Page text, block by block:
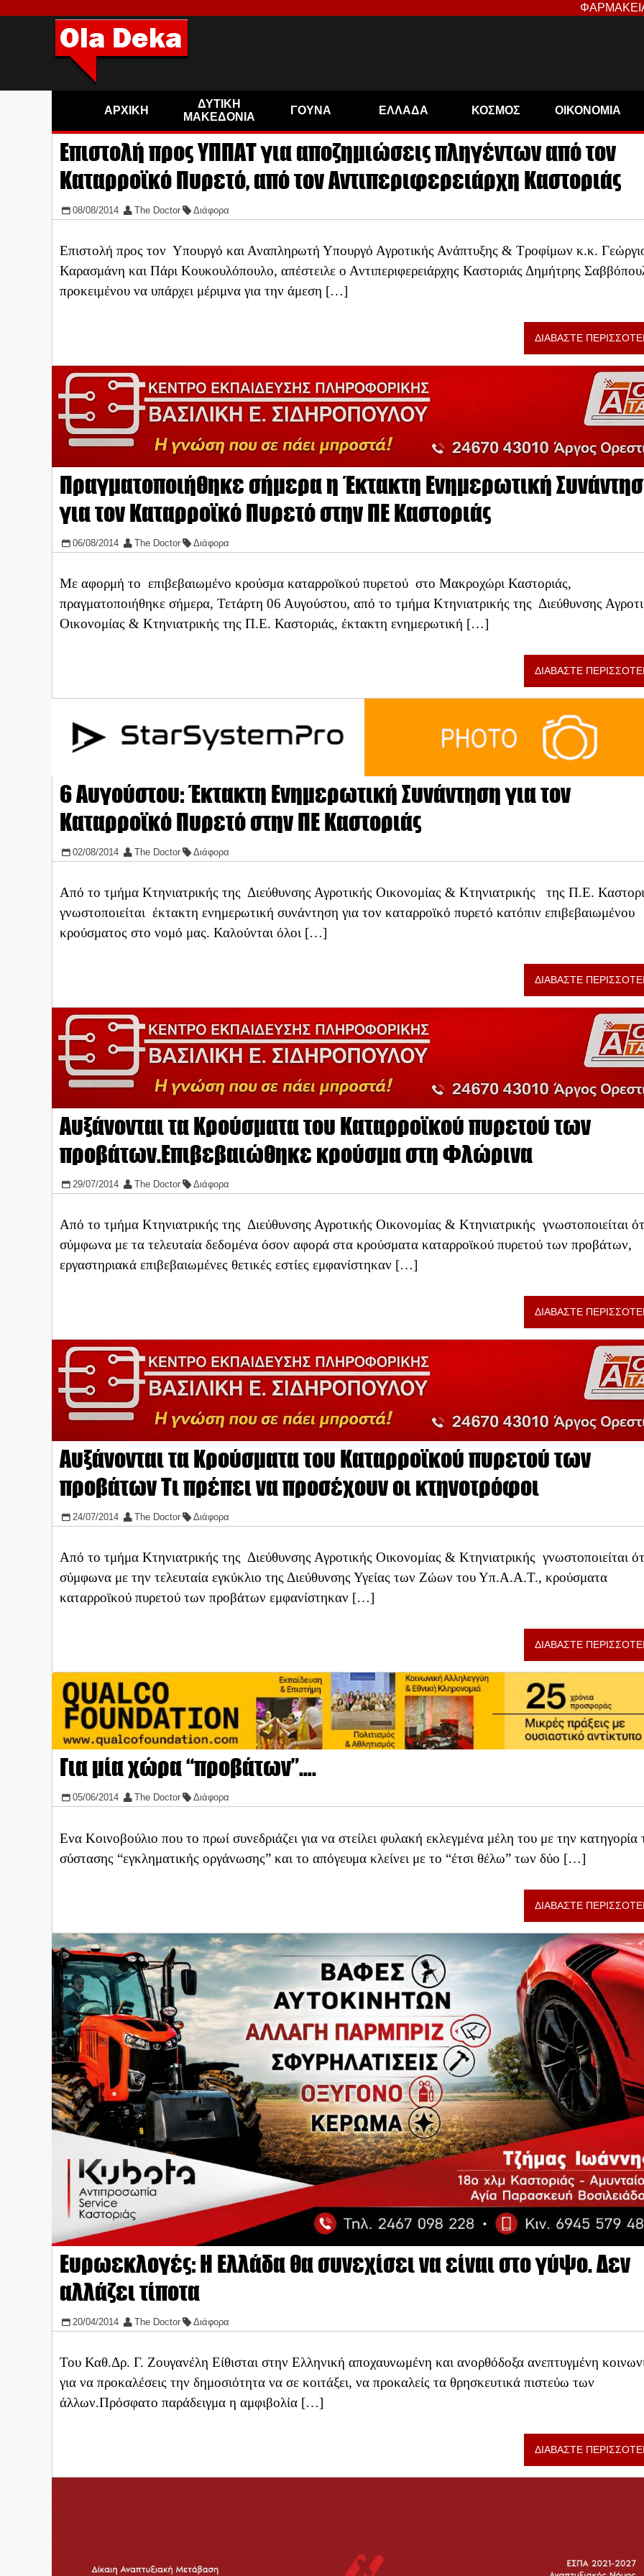
ΑΡΧΙΚΗ
ΔΥΤΙΚΗ
ΜΑΚΕΔΟΝΙΑ
ΓΟΥΝΑ ΕΛΛΑΔΑ ΚΟΣΜΟΣ ΟΙΚΟΝΟΜΙΑ
Επιστολή προς ΥΠΠΑΤ για αποζημιώσεις πληγέντων από τον
Καταρροϊκό Πυρετό, από τον Αντιπεριφερειάρχη Καστοριάς
08/08/2014 The Doctor Διάφορα
Επιστολή προς τον Υπουργό και Αναπληρωτή Υπουργό Αγροτικής Ανάπτυξης & Τροφίμων κ.κ.
Καρασμάνη και Πάρι Κουκουλόπουλο, απέστειλε ο Αντιπεριφερειάρχης Καστοριάς Δημήτρης
προκειμένου να υπάρχει μέριμνα για την άμεση […]
ΔΙΑΒΑΣΤΕ
Πραγματοποιήθηκε σήμερα η Έκτακτη Ενημερωτική
για τον Καταρροϊκό Πυρετό στην ΠΕ Καστοριάς
06/08/2014 The Doctor Διάφορα
Με αφορμή το επιβεβαιωμένο κρούσμα καταρροϊκού πυρετού στο Μακροχώρι Καστοριάς,
πραγματοποιήθηκε σήμερα, Τετάρτη 06 Αυγούστου, από το τμήμα Κτηνιατρικής της Διεύθυνσης
Οικονομίας & Κτηνιατρικής της Π.Ε. Καστοριάς, έκτακτη ενημερωτική […]
ΔΙΑΒΑΣΤΕ
6 Αυγούστου: Έκτακτη Ενημερωτική Συνάντηση για τον
Καταρροϊκό Πυρετό στην ΠΕ Καστοριάς
02/08/2014 The Doctor Διάφορα
Από το τμήμα Κτηνιατρικής της Διεύθυνσης Αγροτικής Οικονομίας & Κτηνιατρικής της Π.Ε.
γνωστοποιείται έκτακτη ενημερωτική συνάντηση για τον καταρροϊκό πυρετό κατόπιν επιβεβαιωμένου
κρούσματος στο νομό μας. Καλούνται όλοι […]
ΔΙΑΒΑΣΤΕ
Αυξάνονται τα Κρούσματα του Καταρροϊκού πυρετού των
προβάτων.Επιβεβαιώθηκε κρούσμα στη Φλώρινα
29/07/2014 The Doctor Διάφορα
Από το τμήμα Κτηνιατρικής της Διεύθυνσης Αγροτικής Οικονομίας & Κτηνιατρικής γνωστοποιείται
σύμφωνα με τα τελευταία δεδομένα όσον αφορά στα κρούσματα καταρροϊκού πυρετού των προβάτων,
εργαστηριακά επιβεβαιωμένες θετικές εστίες εμφανίστηκαν […]
ΔΙΑΒΑΣΤΕ
Αυξάνονται τα Κρούσματα του Καταρροϊκού πυρετού των
προβάτων Τι πρέπει να προσέχουν οι κτηνοτρόφοι
24/07/2014 The Doctor Διάφορα
Από το τμήμα Κτηνιατρικής της Διεύθυνσης Αγροτικής Οικονομίας & Κτηνιατρικής γνωστοποιείται
σύμφωνα με την τελευταία εγκύκλιο της Διεύθυνσης Υγείας των Ζώων του Υπ.Α.Α.Τ., κρούσματα
καταρροϊκού πυρετού των προβάτων εμφανίστηκαν […]
ΔΙΑΒΑΣΤΕ
Για μία χώρα “προβάτων”….
05/06/2014 The Doctor Διάφορα
Eνα Κοινοβούλιο που το πρωί συνεδριάζει για να στείλει φυλακή εκλεγμένα μέλη του με την κατηγορία
σύστασης “εγκληματικής οργάνωσης” και το απόγευμα κλείνει με το “έτσι θέλω” των δύο […]
ΔΙΑΒΑΣΤΕ
Ευρωεκλογές: Η Ελλάδα θα συνεχίσει να είναι στο γύψο. Δεν
αλλάζει τίποτα
20/04/2014 The Doctor Διάφορα
Του Καθ.Δρ. Γ. Ζουγανέλη Eίθισται στην Ελληνική αποχαυνωμένη και ανορθόδοξα ανεπτυγμένη
για να προκαλέσεις την δημοσιότητα να σε κοιτάξει, να προκαλείς τα θρησκευτικά πιστεύω των
άλλων.Πρόσφατο παράδειγμα η αμφιβολία […]
ΔΙΑΒΑΣΤΕ